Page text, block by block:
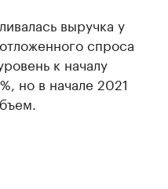
выручка у
спроса
к началу
но в начале 2021